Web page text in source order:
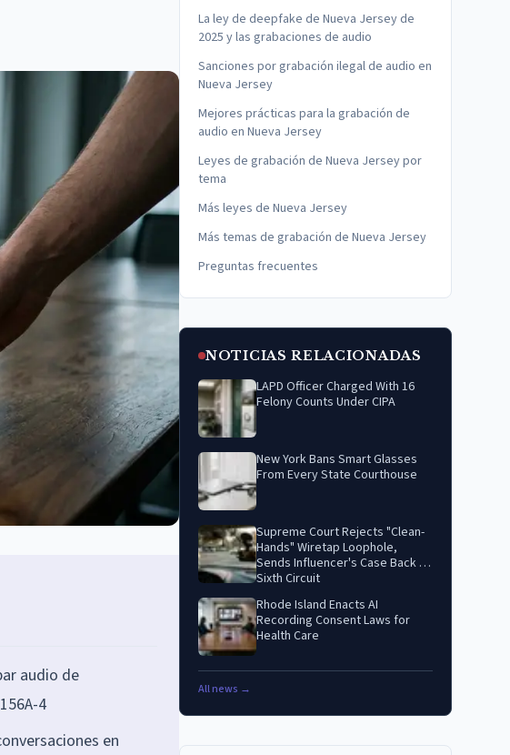
audio de
4
en
La ley de deepfake de Nueva Jersey de
2025 y las grabaciones de audio
Sanciones por grabación ilegal de audio en
Nueva Jersey
Mejores prácticas para la grabación de
audio en Nueva Jersey
Leyes de grabación de Nueva Jersey por
tema
Más leyes de Nueva Jersey
Más temas de grabación de Nueva Jersey
Preguntas frecuentes
NOTICIAS RELACIONADAS
LAPD Officer Charged With 16
Felony Counts Under CIPA
New York Bans Smart Glasses
From Every State Courthouse
Supreme Court Rejects "Clean-
Hands" Wiretap Loophole,
Sends Influencer's Case Back to
Sixth Circuit
Rhode Island Enacts AI
Recording Consent Laws for
Health Care
All news →